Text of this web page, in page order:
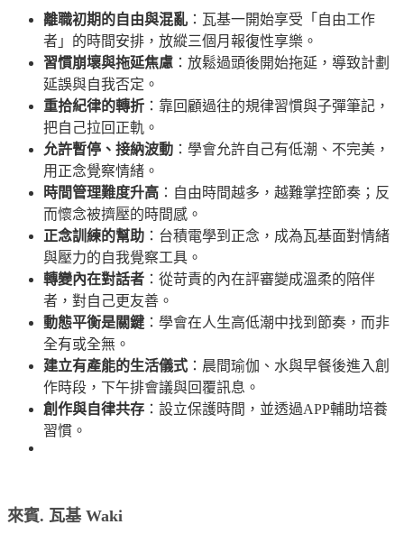
離職初期的自由與混亂 ：瓦基一開始享受「自由工作
者」的時間安排，放縱三個月報復性享樂。
習慣崩壞與拖延焦慮 ：放鬆過頭後開始拖延，導致計劃
延誤與自我否定。
重拾紀律的轉折 ：靠回顧過往的規律習慣與子彈筆記，
把自己拉回正軌。
允許暫停、接納波動 ：學會允許自己有低潮、不完美，
用正念覺察情緒。
時間管理難度升高 ：自由時間越多，越難掌控節奏；反
而懷念被擠壓的時間感。
正念訓練的幫助 ：台積電學到正念，成為瓦基面對情緒
與壓力的自我覺察工具。
轉變內在對話者 ：從苛責的內在評審變成溫柔的陪伴
者，對自己更友善。
動態平衡是關鍵 ：學會在人生高低潮中找到節奏，而非
全有或全無。
建立有產能的生活儀式 ：晨間瑜伽、水與早餐後進入創
作時段，下午排會議與回覆訊息。
創作與自律共存 ：設立保護時間，並透過APP輔助培養
習慣。
來賓. 瓦基 Waki